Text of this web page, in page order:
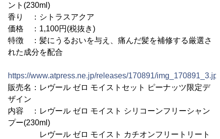
ント(230ml)
香り ：シトラスアクア
価格 ：1,100円(税抜き)
特徴 ：髪にうるおいを与え、痛んだ髪を補修する厳選さ
れた成分を配合
https://www.atpress.ne.jp/releases/170891/
販売名：レヴール ゼロ モイストセット ピーナッツ限定デ
ザイン
内容 ：レヴール ゼロ モイスト シリコーンフリーシャン
プー(230ml)
レヴール ゼロ モイスト カチオンフリートリート